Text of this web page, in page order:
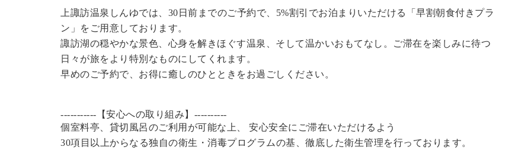
上諏訪温泉しんゆでは、30日前までのご予約で、5%割引でお泊まりいただける「早割朝食付きプラ
ン」をご用意しております。
諏訪湖の穏やかな景色、心身を解きほぐす温泉、そして温かいおもてなし。ご滞在を楽しみに待つ
日々が旅をより特別なものにしてくれます。
早めのご予約で、お得に癒しのひとときをお過ごしください。
-----------【安心への取り組み】----------
個室料亭、貸切風呂のご利用が可能な上、 安心安全にご滞在いただけるよう
30項目以上からなる独自の衛生・消毒プログラムの基、徹底した衛生管理を行っております。